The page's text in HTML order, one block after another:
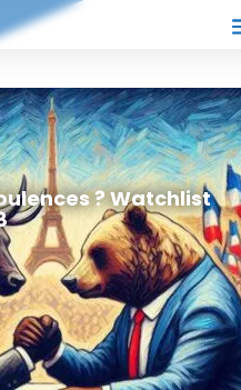
? Watchlist